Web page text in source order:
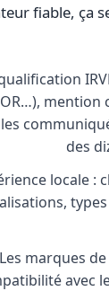
fiable, ça
mention
des
locale
Les marques
avec